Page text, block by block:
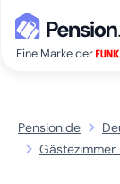
Eine Marke der
Pension.de
Gästezimmer